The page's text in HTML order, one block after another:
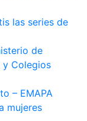
las series de
de
y Colegios
– EMAPA
mujeres